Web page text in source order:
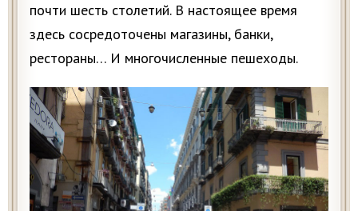
почти шесть столетий. В настоящее время
здесь сосредоточены магазины, банки,
рестораны… И многочисленные пешеходы.